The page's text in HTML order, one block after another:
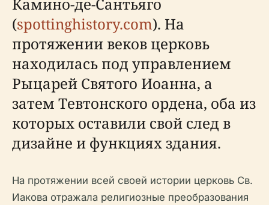
(spottinghistory.com). На
протяжении веков церковь
находилась под управлением
Рыцарей Святого Иоанна, а
затем Тевтонского ордена, оба из
которых оставили свой след в
дизайне и функциях здания.
На протяжении всей своей истории церковь Св.
Иакова отражала религиозные преобразования